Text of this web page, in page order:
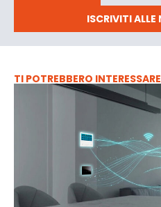
ISCRIVITI ALLE
TI POTREBBERO INTERESSARE